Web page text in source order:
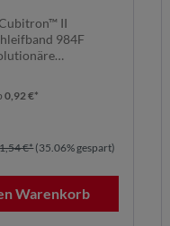
|
II
984F
0,92 €*
1,54 €*(35.06% gespart)
Warenkorb